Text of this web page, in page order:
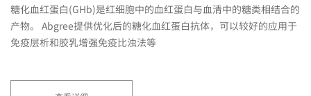
糖化血红蛋白(GHb)是红细胞中的血红蛋白与血清中的糖类相结合的
产物。 Abgree提供优化后的糖化血红蛋白抗体，可以较好的应用于
免疫层析和胶乳增强免疫比浊法等